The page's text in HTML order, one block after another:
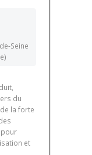
Seine
du
la forte
pour
et